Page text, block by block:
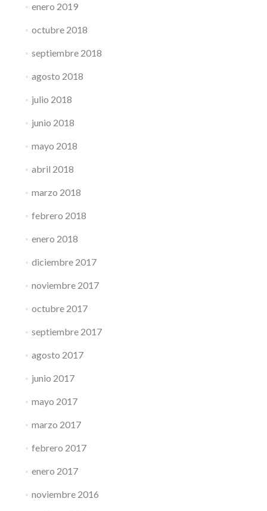
enero 2019
octubre 2018
septiembre 2018
agosto 2018
julio 2018
junio 2018
mayo 2018
abril 2018
marzo 2018
febrero 2018
enero 2018
diciembre 2017
noviembre 2017
octubre 2017
septiembre 2017
agosto 2017
junio 2017
mayo 2017
marzo 2017
febrero 2017
enero 2017
noviembre 2016